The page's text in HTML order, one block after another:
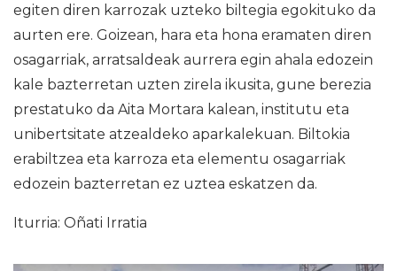
egiten diren karrozak uzteko biltegia egokituko da
aurten ere. Goizean, hara eta hona eramaten diren
osagarriak, arratsaldeak aurrera egin ahala edozein
kale bazterretan uzten zirela ikusita, gune berezia
prestatuko da Aita Mortara kalean, institutu eta
unibertsitate atzealdeko aparkalekuan. Biltokia
erabiltzea eta karroza eta elementu osagarriak
edozein bazterretan ez uztea eskatzen da.
Iturria: Oñati Irratia